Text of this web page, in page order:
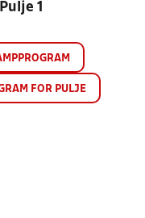
1
FOR PULJE